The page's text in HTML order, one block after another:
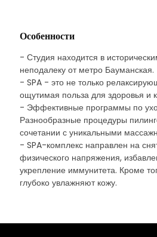
Особенности
- Студия находится в
неподалеку от метро Бауманская.
- SPA - это не только
ощутимая польза для здоровья и
- Эффективные программы по
Разнообразные процедуры
сочетании с уникальными
- SPA-комплекс направлен на
физического напряжения,
укрепление иммунитета. Кроме
глубоко увлажняют кожу.